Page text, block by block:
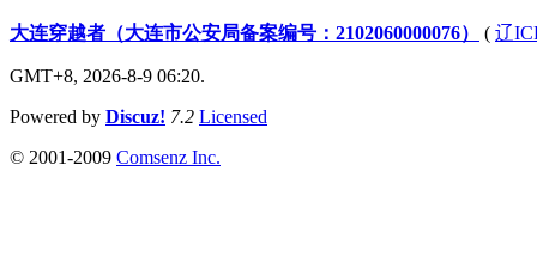
大连穿越者（大连市公安局备案编号：2102060000076） ( 辽
GMT+8, 2026-8-9 06:20.
Powered by Discuz! 7.2 Licensed
© 2001-2009 Comsenz Inc.